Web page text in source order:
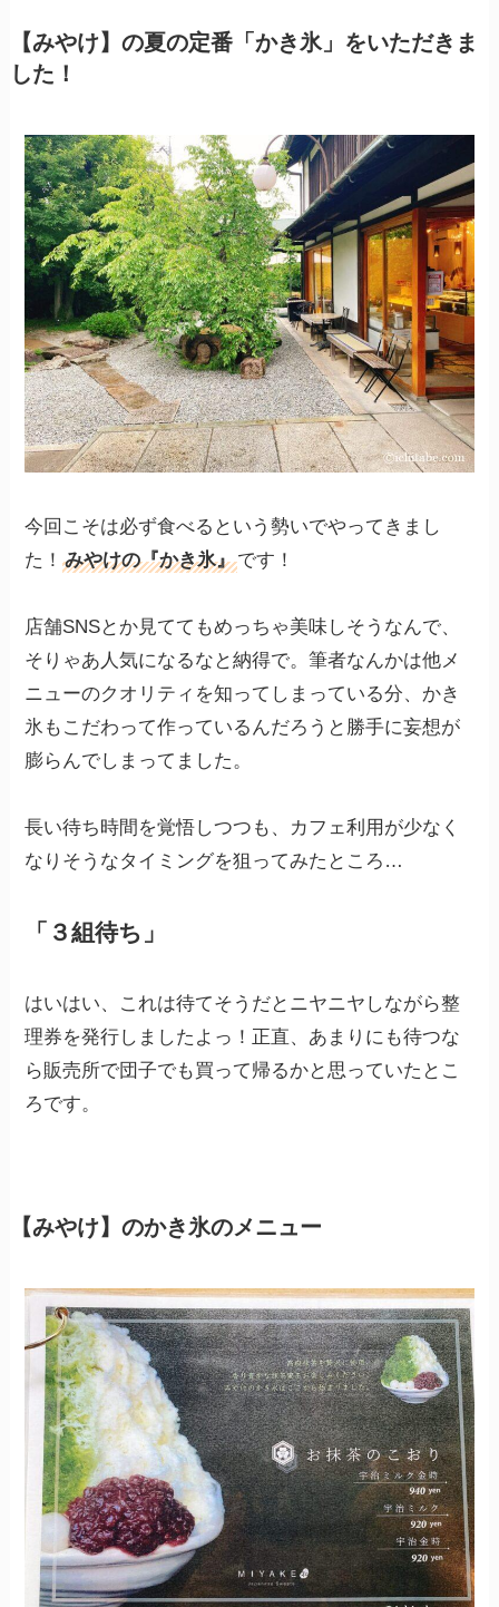
【みやけ】の夏の定番「かき氷」をいただきま
した！
今回こそは必ず食べるという勢いでやってきまし
た！みやけの『かき氷』です！
店舗SNSとか見ててもめっちゃ美味しそうなんで、
そりゃあ人気になるなと納得で。筆者なんかは他メ
ニューのクオリティを知ってしまっている分、かき
氷もこだわって作っているんだろうと勝手に妄想が
膨らんでしまってました。
長い待ち時間を覚悟しつつも、カフェ利用が少なく
なりそうなタイミングを狙ってみたところ…
「３組待ち」
はいはい、これは待てそうだとニヤニヤしながら整
理券を発行しましたよっ！正直、あまりにも待つな
ら販売所で団子でも買って帰るかと思っていたとこ
ろです。
【みやけ】のかき氷のメニュー